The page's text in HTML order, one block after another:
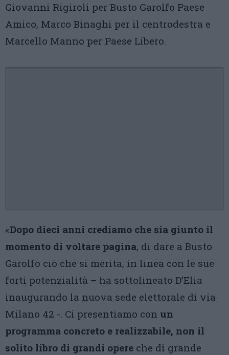
Giovanni Rigiroli per Busto Garolfo Paese
Amico, Marco Binaghi per il centrodestra e
Marcello Manno per Paese Libero.
«Dopo dieci anni crediamo che sia giunto il
momento di voltare pagina, di dare a Busto
Garolfo ciò che si merita, in linea con le sue
forti potenzialità – ha sottolineato D’Elia
inaugurando la nuova sede elettorale di via
Milano 42 -. Ci presentiamo con un
programma concreto e realizzabile, non il
solito libro di grandi opere che di grande